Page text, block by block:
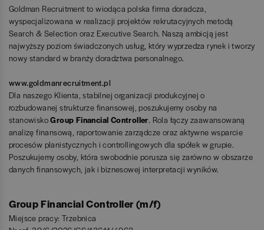
Goldman Recruitment to wiodąca polska firma doradcza,
wyspecjalizowana w realizacji projektów rekrutacyjnych metodą
Search & Selection oraz Executive Search. Naszą ambicją jest
najwyższy poziom świadczonych usług, który wyprzedza rynek i tworzy
nowy standard w branży doradztwa personalnego.
www.goldmanrecruitment.pl
Dla naszego Klienta, stabilnej organizacji produkcyjnej o
rozbudowanej strukturze finansowej, poszukujemy osoby na
stanowiskoGroup Financial Controller. Rola łączy zaawansowaną
analizę finansową, raportowanie zarządcze oraz aktywne wsparcie
procesów planistycznych i controllingowych dla spółek w grupie.
Poszukujemy osoby, która swobodnie porusza się zarówno w obszarze
danych finansowych, jak i biznesowej interpretacji wyników.
Group Financial Controller (m/f)
Miejsce pracy: Trzebnica